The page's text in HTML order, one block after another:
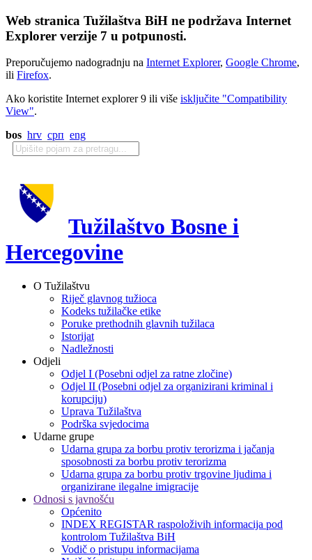
Web stranica Tužilaštva BiH ne podržava Internet
Explorer verzije 7 u potpunosti.
Preporučujemo nadogradnju na Internet Explorer, Google Chrome,
ili Firefox.
Ako koristite Internet explorer 9 ili više isključite "Compatibility
View".
bos hrv срп eng
Tužilaštvo Bosne i
Hercegovine
O Tužilaštvu
Riječ glavnog tužioca
Kodeks tužilačke etike
Poruke prethodnih glavnih tužilaca
Istorijat
Nadležnosti
Odjeli
Odjel I (Posebni odjel za ratne zločine)
Odjel II (Posebni odjel za organizirani kriminal i
korupciju)
Uprava Tužilaštva
Podrška svjedocima
Udarne grupe
Udarna grupa za borbu protiv terorizma i jačanja
sposobnosti za borbu protiv terorizma
Udarna grupa za borbu protiv trgovine ljudima i
organizirane ilegalne imigracije
Odnosi s javnošću
Općenito
INDEX REGISTAR raspoloživih informacija pod
kontrolom Tužilaštva BiH
Vodič o pristupu informacijama